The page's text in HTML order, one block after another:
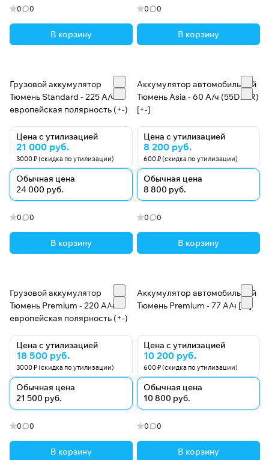
0 0
В корзину
0 0
В корзину
Грузовой аккумулятор
Тюмень Standard - 225 А/ч
европейская полярность (+-)
Цена с утилизацией
21 000 руб.
3000 ₽ (скидка по утилизации)
Обычная цена
24 000 руб.
0 0
В корзину
Аккумулятор автомобильный
Тюмень Asia - 60 А/ч (55D23R)
[+-]
Цена с утилизацией
8 200 руб.
600 ₽ (скидка по утилизации)
Обычная цена
8 800 руб.
0 0
В корзину
Грузовой аккумулятор
Тюмень Premium - 220 А/ч
европейская полярность (+-)
Цена с утилизацией
18 500 руб.
3000 ₽ (скидка по утилизации)
Обычная цена
21 500 руб.
0 0
В корзину
Аккумулятор автомобильный
Тюмень Premium - 77 А/ч [-+]
Цена с утилизацией
10 200 руб.
600 ₽ (скидка по утилизации)
Обычная цена
10 800 руб.
0 0
В корзину